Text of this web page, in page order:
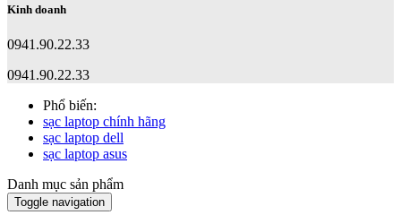
Kinh doanh
0941.90.22.33
0941.90.22.33
Phổ biến:
sạc laptop chính hãng
sạc laptop dell
sạc laptop asus
Danh mục sản phẩm
Toggle navigation